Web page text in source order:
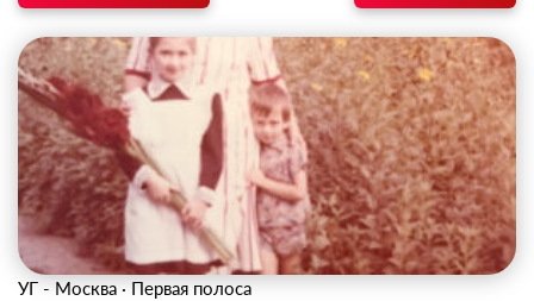
УГ - Москва · Первая полоса